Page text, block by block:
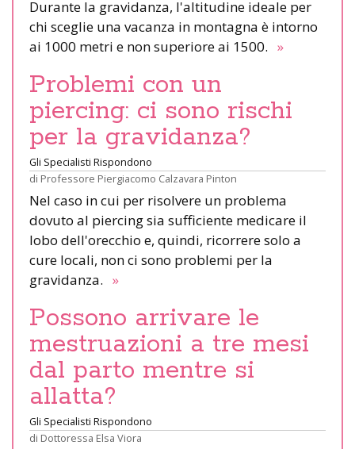
Durante la gravidanza, l'altitudine ideale per
chi sceglie una vacanza in montagna è intorno
ai 1000 metri e non superiore ai 1500. »
Problemi con un
piercing: ci sono rischi
per la gravidanza?
Gli Specialisti Rispondono
di Professore Piergiacomo Calzavara Pinton
Nel caso in cui per risolvere un problema
dovuto al piercing sia sufficiente medicare il
lobo dell'orecchio e, quindi, ricorrere solo a
cure locali, non ci sono problemi per la
gravidanza. »
Possono arrivare le
mestruazioni a tre mesi
dal parto mentre si
allatta?
Gli Specialisti Rispondono
di Dottoressa Elsa Viora